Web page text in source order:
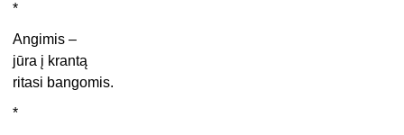
*
Angimis –
jūra į krantą
ritasi bangomis.
*